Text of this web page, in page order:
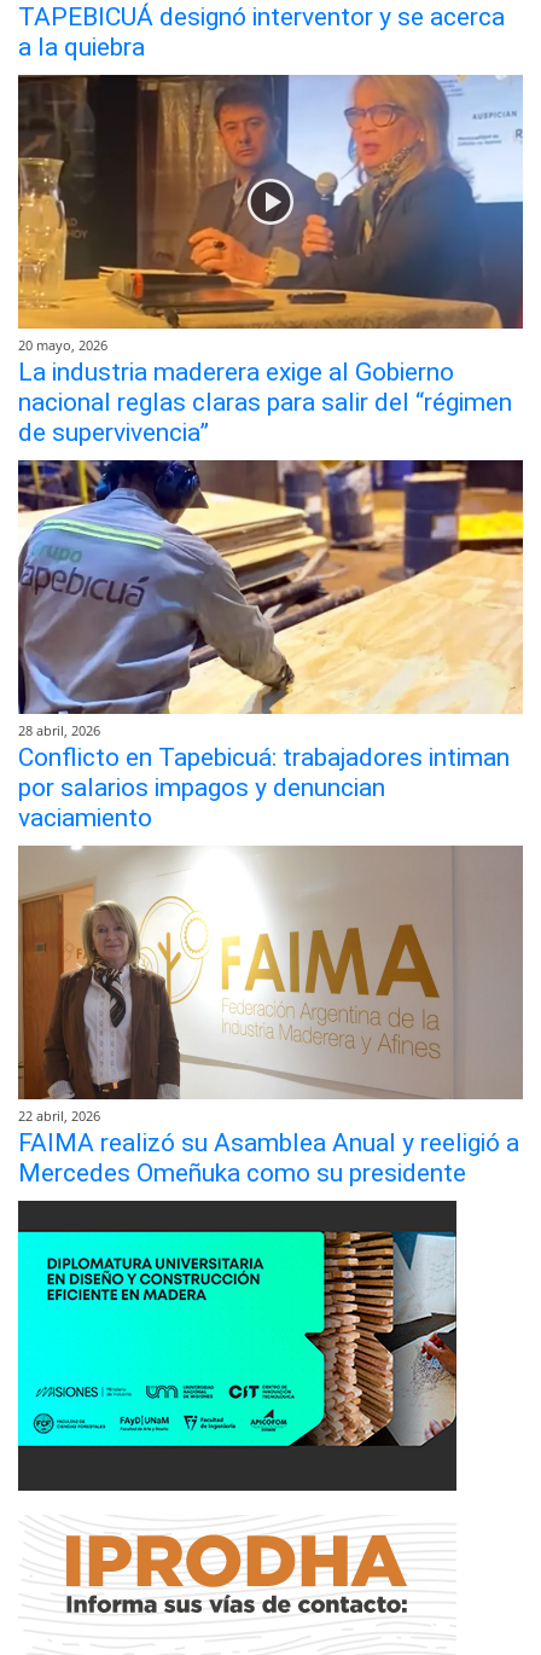
TAPEBICUÁ designó interventor y se acerca
a la quiebra
20 mayo, 2026
La industria maderera exige al Gobierno
nacional reglas claras para salir del “régimen
de supervivencia”
28 abril, 2026
Conflicto en Tapebicuá: trabajadores intiman
por salarios impagos y denuncian
vaciamiento
22 abril, 2026
FAIMA realizó su Asamblea Anual y reeligió a
Mercedes Omeñuka como su presidente